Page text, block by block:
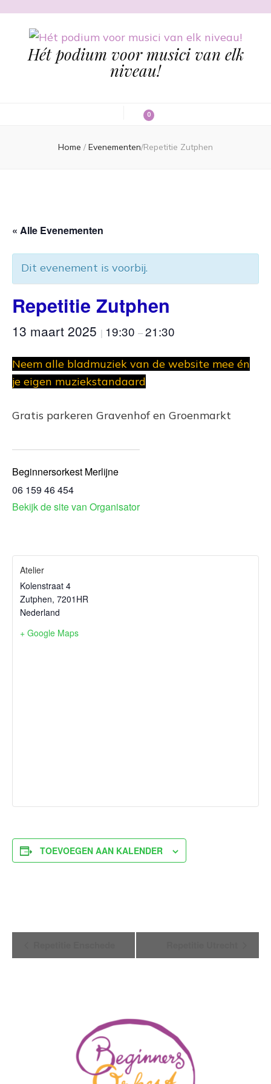
Hét podium voor musici van elk
niveau!
0
Home / Evenementen/Repetitie Zutphen
« Alle Evenementen
Dit evenement is voorbij.
Repetitie Zutphen
13 maart 2025 | 19:30 –21:30
Neem alle bladmuziek van de website mee én
je eigen muziekstandaard
Gratis parkeren Gravenhof en Groenmarkt
Beginnersorkest Merlijne
06 159 46 454
Bekijk de site van Organisator
Atelier
Kolenstraat 4
Zutphen, 7201HR
Nederland
+ Google Maps
TOEVOEGEN AAN KALENDER
Navigatie